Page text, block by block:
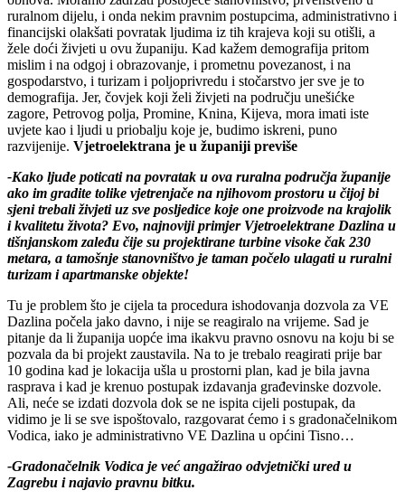
ruralnom dijelu, i onda nekim pravnim postupcima, administrativno i
financijski olakšati povratak ljudima iz tih krajeva koji su otišli, a
žele doći živjeti u ovu županiju. Kad kažem demografija pritom
mislim i na odgoj i obrazovanje, i prometnu povezanost, i na
gospodarstvo, i turizam i poljoprivredu i stočarstvo jer sve je to
demografija. Jer, čovjek koji želi živjeti na području unešićke
zagore, Petrovog polja, Promine, Knina, Kijeva, mora imati iste
uvjete kao i ljudi u priobalju koje je, budimo iskreni, puno
razvijenije. Vjetroelektrana je u županiji previše
-Kako ljude poticati na povratak u ova ruralna područja županije
ako im gradite tolike vjetrenjače na njihovom prostoru u čijoj bi
sjeni trebali živjeti uz sve posljedice koje one proizvode na krajolik
i kvalitetu života? Evo, najnoviji primjer Vjetroelektrane Dazlina u
tišnjanskom zaleđu čije su projektirane turbine visoke čak 230
metara, a tamošnje stanovništvo je taman počelo ulagati u ruralni
turizam i apartmanske objekte!
Tu je problem što je cijela ta procedura ishodovanja dozvola za VE
Dazlina počela jako davno, i nije se reagiralo na vrijeme. Sad je
pitanje da li županija uopće ima ikakvu pravno osnovu na koju bi se
pozvala da bi projekt zaustavila. Na to je trebalo reagirati prije bar
10 godina kad je lokacija ušla u prostorni plan, kad je bila javna
rasprava i kad je krenuo postupak izdavanja građevinske dozvole.
Ali, neće se izdati dozvola dok se ne ispita cijeli postupak, da
vidimo je li se sve ispoštovalo, razgovarat ćemo i s gradonačelnikom
Vodica, iako je administrativno VE Dazlina u općini Tisno…
-Gradonačelnik Vodica je već angažirao odvjetnički ured u
Zagrebu i najavio pravnu bitku.